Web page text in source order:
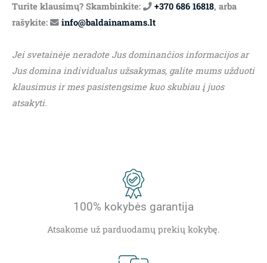
Turite klausimų? Skambinkite: +370 686 16818, arba
rašykite:
info@baldainamams.lt
Jei svetainėje neradote Jus dominančios informacijos ar
Jus domina individualus užsakymas, galite mums užduoti
klausimus ir mes pasistengsime kuo skubiau į juos
atsakyti.
100% kokybės garantija
Atsakome už parduodamų prekių kokybę.